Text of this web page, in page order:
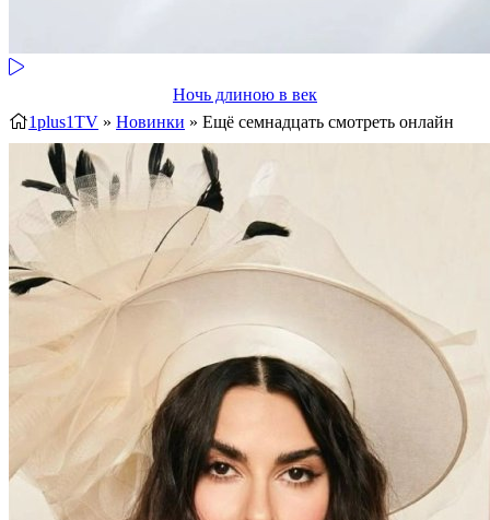
Ночь длиною в век
1plus1TV » Новинки » Ещё семнадцать смотреть онлайн